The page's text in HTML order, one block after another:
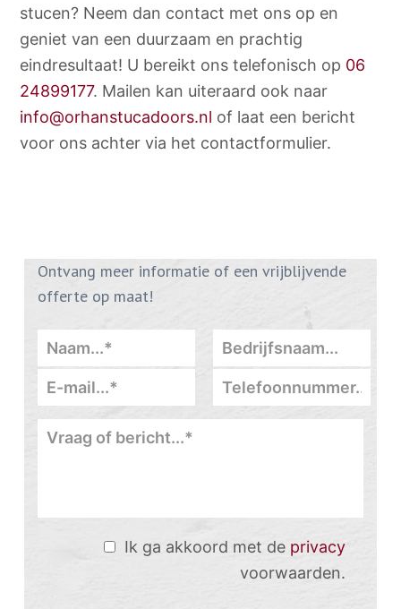
stucen? Neem dan contact met ons op en
geniet van een duurzaam en prachtig
eindresultaat! U bereikt ons telefonisch op 06
24899177. Mailen kan uiteraard ook naar
info@orhanstucadoors.nl of laat een bericht
voor ons achter via het contactformulier.
Ontvang meer informatie of een vrijblijvende
offerte op maat!
Ik ga akkoord met de privacy
voorwaarden.